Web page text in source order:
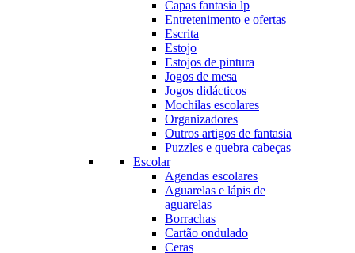
Capas fantasia lp
Entretenimento e ofertas
Escrita
Estojo
Estojos de pintura
Jogos de mesa
Jogos didácticos
Mochilas escolares
Organizadores
Outros artigos de fantasia
Puzzles e quebra cabeças
Escolar
Agendas escolares
Aguarelas e lápis de
aguarelas
Borrachas
Cartão ondulado
Ceras